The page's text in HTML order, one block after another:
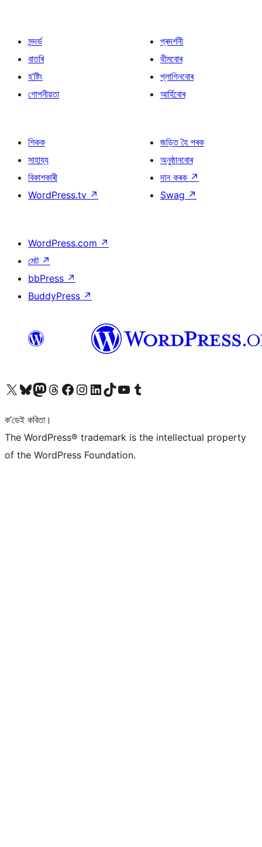
সন্দৰ্ভ
বাতৰি
হ’ষ্টিং
গোপনীয়তা
প্ৰদৰ্শনী
থীমবোৰ
প্লাগিনবোৰ
আৰ্হিবোৰ
শিকক
সাহায্য
বিকাশকাৰী
WordPress.tv ↗
জড়িত হৈ পৰক
অনুষ্ঠানবোৰ
দান কৰক ↗
Swag ↗
WordPress.com ↗
মেট ↗
bbPress ↗
BuddyPress ↗
আমাৰ X (আগৰ Twitter) একাউণ্টলৈ যাওকআমাৰ Bluesky একাউণ্টলৈ যাওকআমাৰ Mastodon একাউণ্টলৈ যাওকআমাৰ Threads একাউণ্টলৈ যাওকআমাৰ Facebook পৃষ্ঠালৈ যাওকআমাৰ Instagram একাউণ্টলৈ যাওকআমাৰ LinkedIn একাউণ্টলৈ যাওকআমাৰ TikTok একাউণ্টলৈ যাওকআমাৰ YouTube চেনেললৈ যাওকআমাৰ Tumblr একাউণ্টলৈ যাওক
ক’ডেই কবিতা।
The WordPress® trademark is the intellectual property
of the WordPress Foundation.